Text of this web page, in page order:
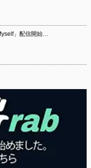
」配信開始…